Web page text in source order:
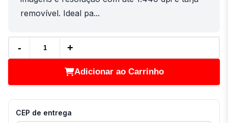
removível. Ideal pa...
- +
Adicionar ao Carrinho
CEP de entrega